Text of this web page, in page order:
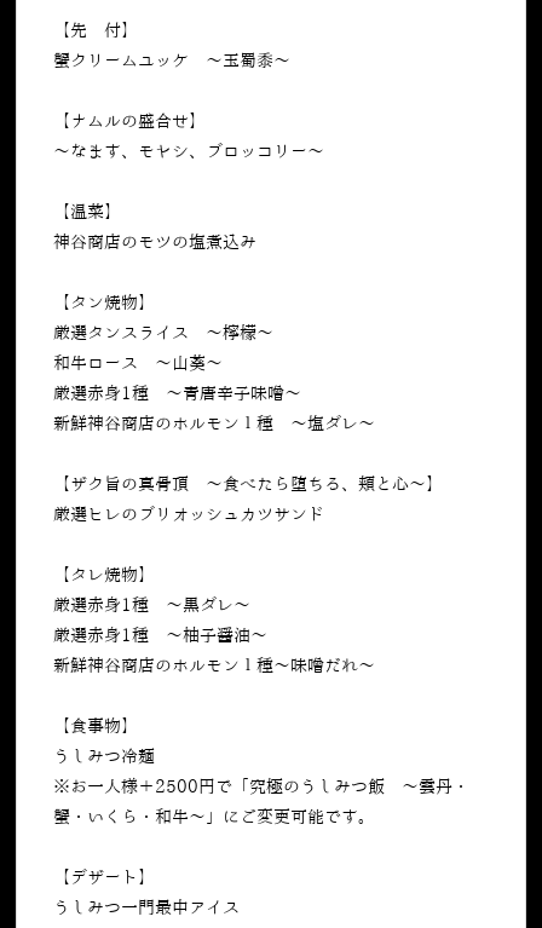
【先 付】
蟹クリームユッケ ～玉蜀黍～
【ナムルの盛合せ】
～なます、モヤシ、ブロッコリー～
【温菜】
神谷商店のモツの塩煮込み
【タン焼物】
厳選タンスライス ～檸檬～
和牛ロース ～山葵～
厳選赤身1種 ～青唐辛子味噌～
新鮮神谷商店のホルモン１種 ～塩ダレ～
【ザク旨の真骨頂 〜食べたら堕ちる、頬と心〜】
厳選ヒレのブリオッシュカツサンド
【タレ焼物】
厳選赤身1種 ～黒ダレ～
厳選赤身1種 ～柚子醤油～
新鮮神谷商店のホルモン１種～味噌だれ～
【食事物】
うしみつ冷麺
※お一人様＋2500円で「究極のうしみつ飯 ～雲丹・
蟹・いくら・和牛～」にご変更可能です。
【デザート】
うしみつ一門最中アイス